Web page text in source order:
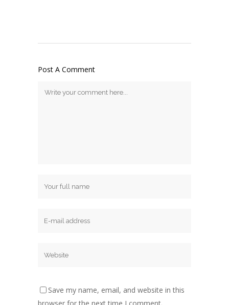
Post A Comment
Save my name, email, and website in this